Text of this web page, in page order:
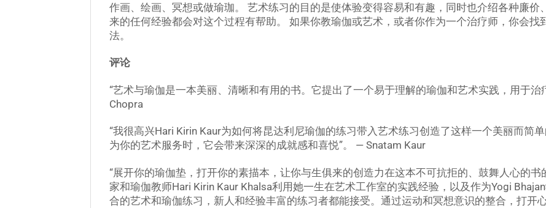
作画、绘画、冥想或做瑜珈。 艺术练习的目的是使体验变得容易和有趣，同时也介绍各种廉价
来的任何经验都会对这个过程有帮助。 如果你教瑜伽或艺术，或者你作为一个治疗师，你会
法。
评论
“艺术与瑜伽是一本美丽、清晰和有用的书。它提出了一个易于理解的瑜伽和艺术实践，用于治
Chopra
“我很高兴Hari Kirin Kaur为如何将昆达利尼瑜伽的练习带入艺术练习创造了这样一个美丽而简
为你的艺术服务时，它会带来深深的成就感和喜悦”。 — Snatam Kaur
“展开你的瑜伽垫，打开你的素描本，让你与生俱来的创造力在这本不可抗拒的、鼓舞人心的
家和瑜伽教师Hari Kirin Kaur Khalsa利用她一生在艺术工作室的实践经验，以及作为Yogi
合的艺术和瑜伽练习，新人和经验丰富的练习者都能接受。通过运动和冥想意识的整合，打开